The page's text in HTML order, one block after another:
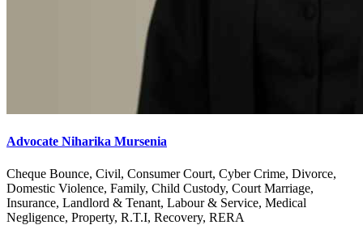
Advocate Niharika Mursenia
Cheque Bounce, Civil, Consumer Court, Cyber Crime, Divorce,
Domestic Violence, Family, Child Custody, Court Marriage,
Insurance, Landlord & Tenant, Labour & Service, Medical
Negligence, Property, R.T.I, Recovery, RERA